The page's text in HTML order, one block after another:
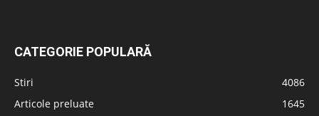
CATEGORIE POPULARĂ
Stiri
4086
Articole preluate
1645